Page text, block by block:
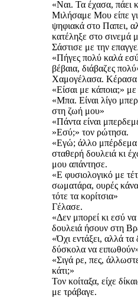
«Ναι. Τα έχασα, πάει
Μιλήσαμε Μου είπε
ψηφιακά στο Παπει,
κατέληξε στο σινεμά
Σάστισε με την
«Πήγες πολύ καλά
βέβαια, διάβαζες
Χαμογέλασα. Κέρασα
«Είσαι με κάποια;»
«Μπα. Είναι λίγο
στη ζωή μου»
«Πάντα είναι
»Εσύ;» τον ρώτησα.
«Εγώ; άλλο μπέρδεμα
σταθερή δουλειά κι
μου απάντησε.
«Ε φυσιολογικό με
σωματάρα, ουρές
τότε τα κορίτσια»
Γέλασε.
«Δεν μπορεί κι εσύ
δουλειά ήσουν στη
«Όχι εντάξει, αλλά τα
δύσκολα να
«Σιγά ρε, πες,
κάτι;»
Τον κοίταξα, είχε
με τράβαγε.